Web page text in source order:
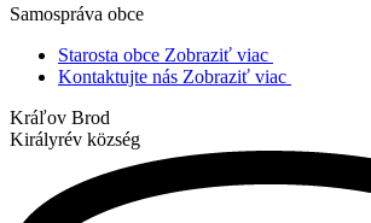
Samospráva obce
Starosta obce Zobraziť viac
Kontaktujte nás Zobraziť viac
Kráľov Brod
Királyrév község